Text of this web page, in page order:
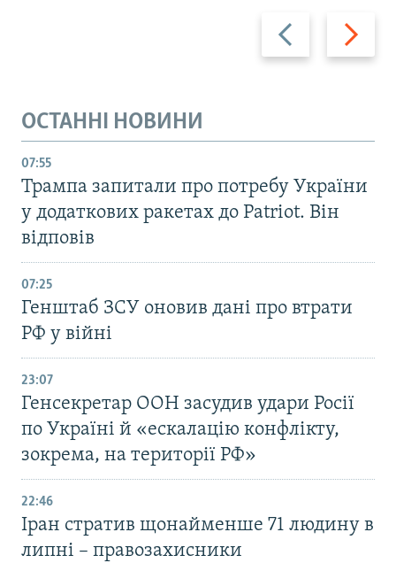
Назад Вперед
ОСТАННІ НОВИНИ
07:55
Трампа запитали про потребу України
у додаткових ракетах до Patriot. Він
відповів
07:25
Генштаб ЗСУ оновив дані про втрати
РФ у війні
23:07
Генсекретар ООН засудив удари Росії
по Україні й «ескалацію конфлікту,
зокрема, на території РФ»
22:46
Іран стратив щонайменше 71 людину в
липні – правозахисники